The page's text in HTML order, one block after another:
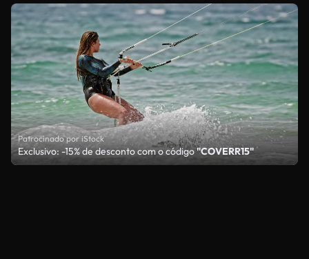
Patrocinado por iStock
Exclusivo: -15% de desconto com o código"COVERR15"